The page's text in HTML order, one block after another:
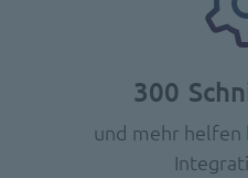
300
und mehr helfen